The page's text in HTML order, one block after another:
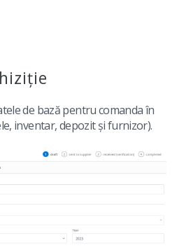
de bază pentru comanda în
inventar, depozit și furnizor).